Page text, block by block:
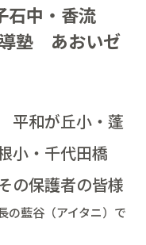
中・香流
塾 あおいゼ
平和が丘小・蓬
小・千代田橋
保護者の皆様
藍谷（アイタニ）で